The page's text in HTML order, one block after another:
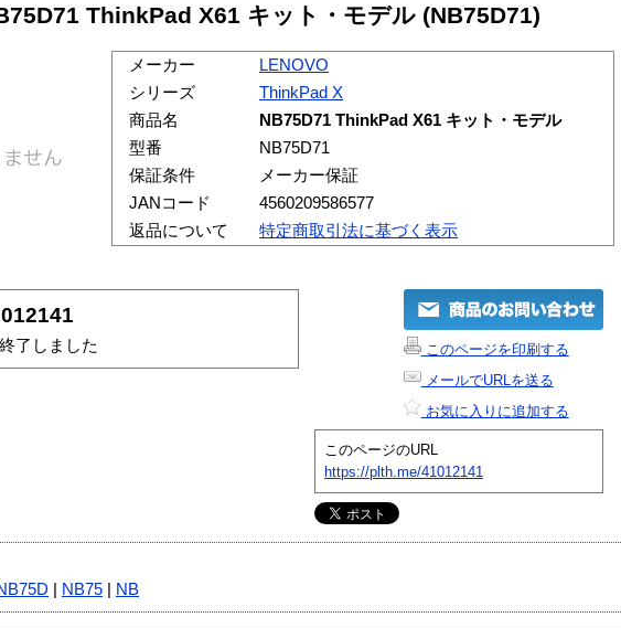
ThinkPad X61 キット・モデル (NB75D71)
メーカー
LENOVO
シリーズ
ThinkPad X
商品名
NB75D71 ThinkPad X61 キット・モデル
型番
NB75D71
保証条件
メーカー保証
JANコード
4560209586577
返品について
特定商取引法に基づく表示
了しました
このページを印刷する
メールでURLを送る
お気に入りに追加する
このページのURL
https://plth.me/41012141
NB75 NB